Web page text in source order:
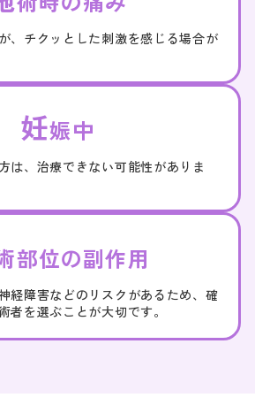
、チクッとした刺激を感じる場合が
妊娠中
は、治療できない可能性がありま
部位の副作用
経障害などのリスクがあるため、確
者を選ぶことが大切です。